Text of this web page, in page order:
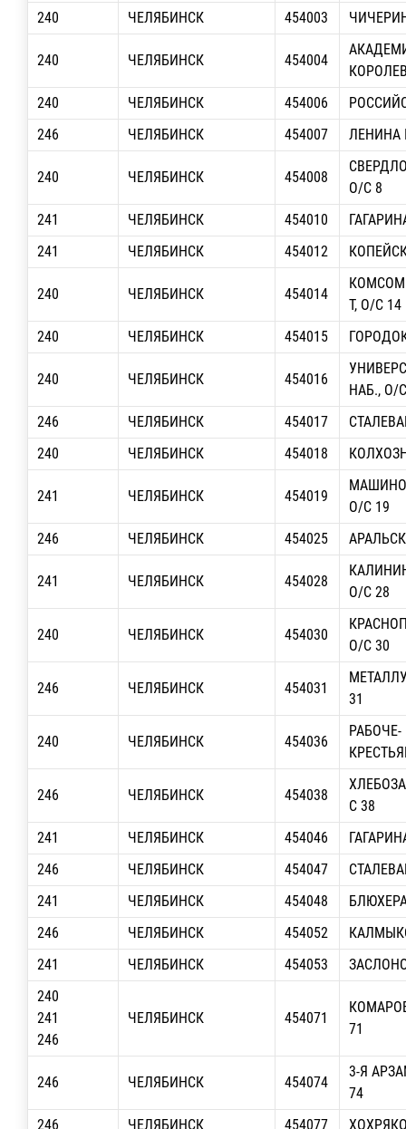
240
ЧЕЛЯБИНСК 454003
240 ЧЕЛЯБИНСК 454004
240
ЧЕЛЯБИНСК 454006
246
ЧЕЛЯБИНСК 454007 ЛЕНИНА
240 ЧЕЛЯБИНСК 454008
О/С 8
241
ЧЕЛЯБИНСК 454010
241
ЧЕЛЯБИНСК 454012
240 ЧЕЛЯБИНСК 454014
Т, О/С 14
240
ЧЕЛЯБИНСК 454015
240 ЧЕЛЯБИНСК 454016
НАБ., О/
246
ЧЕЛЯБИНСК 454017
240
ЧЕЛЯБИНСК 454018
241 ЧЕЛЯБИНСК 454019
О/С 19
246
ЧЕЛЯБИНСК 454025
241 ЧЕЛЯБИНСК 454028
О/С 28
240 ЧЕЛЯБИНСК 454030
О/С 30
246 ЧЕЛЯБИНСК 454031
31
240 ЧЕЛЯБИНСК 454036
РАБОЧЕ-
246 ЧЕЛЯБИНСК 454038
С 38
241
ЧЕЛЯБИНСК 454046
246
ЧЕЛЯБИНСК 454047
241
ЧЕЛЯБИНСК 454048
246
ЧЕЛЯБИНСК 454052
241
ЧЕЛЯБИНСК 454053
240
241
246
ЧЕЛЯБИНСК 454071
71
246 ЧЕЛЯБИНСК 454074
3-Я
74
246
ЧЕЛЯБИНСК 454077